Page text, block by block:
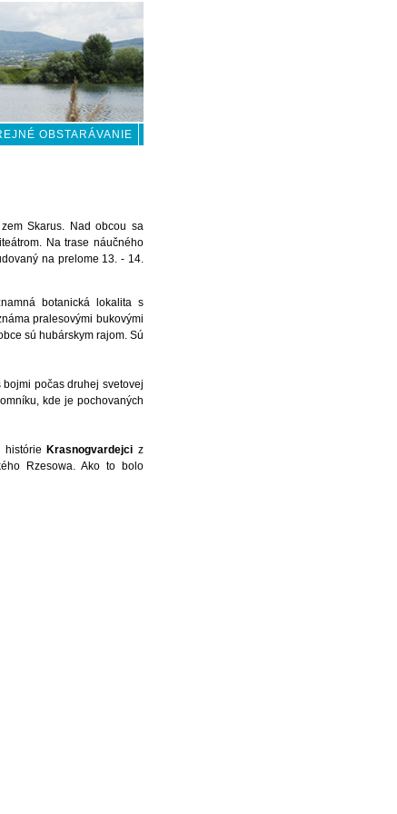
OBSTARÁVANIE
Skarus. Nad obcou sa
Na trase náučného
na prelome 13. - 14.
botanická lokalita s
pralesovými bukovými
sú hubárskym rajom. Sú
počas druhej svetovej
kde je pochovaných
histórie Krasnogvardejci z
Rzesowa. Ako to bolo